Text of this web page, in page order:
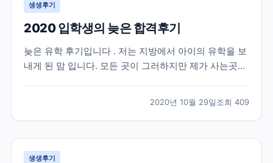
생생후기
2020 입학생의 늦은 합격후기
늦은 유학 후기입니다 . 저는 지방에서 아이의 유학을 보
내게 된 맘 입니다. 모든 곳이 그러하지만 제가 사는곳은
아보게 되었습니다 . 인터넷으로 “ 유학원 ” 을 검색해서
2-3 군데 전화를 했는데 대부분 바...
2020년 10월 29일조회 409
생생후기